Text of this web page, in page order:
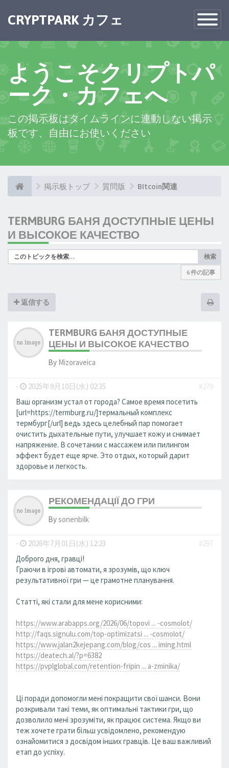
Toggle
CRYPTPARK カフェ
ようこそクリプトパ
ーク・カフェへ
この掲示板はタイムラインに連動しない掲示
板です、自由にお使いください
掲示板トップ 質問版 BItcoin関連
TERMBURG БАНЯ ДОСТУПНЫЕ ЦЕНЫ
И ВЫСОКОЕ КАЧЕСТВО
検索
6 件の記事
返信する
TERMBURG БАНЯ ДОСТУПНЫЕ
ЦЕНЫ И ВЫСОКОЕ КАЧЕСТВО
By Mizoraveica
- 2025年9月10日(水) 02:35
#279
Ваш организм устал от города? Самое время посетить
[url=https://termburg.ru/]термальный комплекс
термбург[/url] ведь здесь целебный пар помогает
очистить дыхательные пути, улучшает кожу и снимает
напряжение. В сочетании с массажем или пилингом
эффект будет еще ярче. Это отдых, который дарит
здоровье и легкость.
РЕКОМЕНДАЦІЇ ДО ГРИ
Bysonenbilk
- 2026年7月01日(水) 12:23
#297
Доброго дня, гравці!
Граючи в ігрові автомати, я зрозумів, що ключ
результативної гри — це грамотне планування.
Статті, які стали для мене корисними:
https://www.arabapps.org/2026/06/topovi ... -cosmolot/
http://faqs.signulu.com/top-optimizatsi ... -cosmolot/
https://www.jalan2kejepang.com/blog/cos ... iming.html
https://deatech.al/?p=6382
https://pvplglobal.com/retention-fripin ... a-zminika/
Ці поради допомогли мені покращити свої шанси. Вони
розкривали такі теми, як оптимальні тактики гри, що
дозволило мені зрозуміти, як працює система. Якщо ви
теж хочете грати більш усвідомлено, рекомендую
ознайомитися з досвідом інших гравців. Це ваш важливий
етап до успіху.